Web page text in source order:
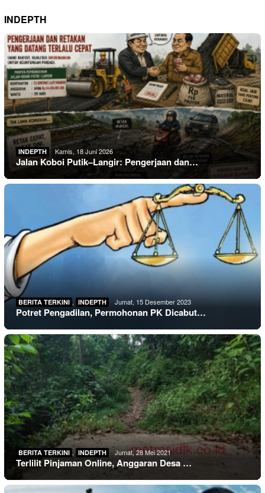
INDEPTH
INDEPTH Kamis, 18 Juni 2026
Jalan Koboi Putik–Langir: Pengerjaan dan…
BERITA TERKINI , INDEPTH Jumat, 15 Desember 2023
Potret Pengadilan, Permohonan PK Dicabut…
BERITA TERKINI , INDEPTH Jumat, 28 Mei 2021
Terlilit Pinjaman Online, Anggaran Desa …